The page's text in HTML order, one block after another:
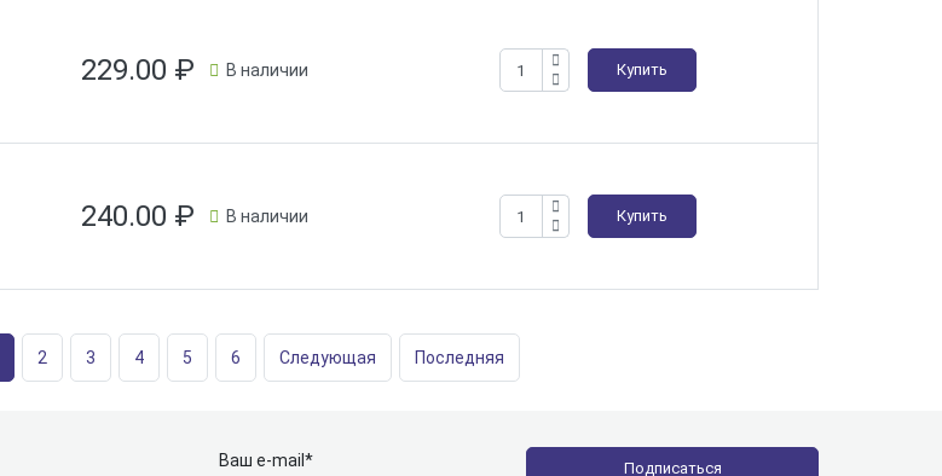
229.00 ₽ В наличии Купить
240.00 ₽ В наличии Купить
2 3 4 5 6 Следующая Последняя
Ваш e-mail*